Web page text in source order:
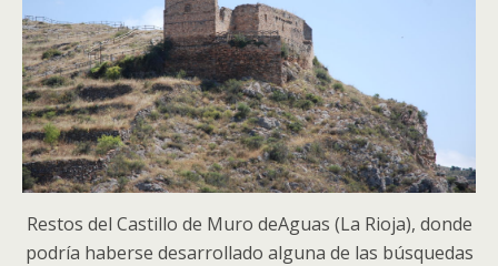
Restos del Castillo de Muro deAguas (La Rioja), donde
podría haberse desarrollado alguna de las búsquedas